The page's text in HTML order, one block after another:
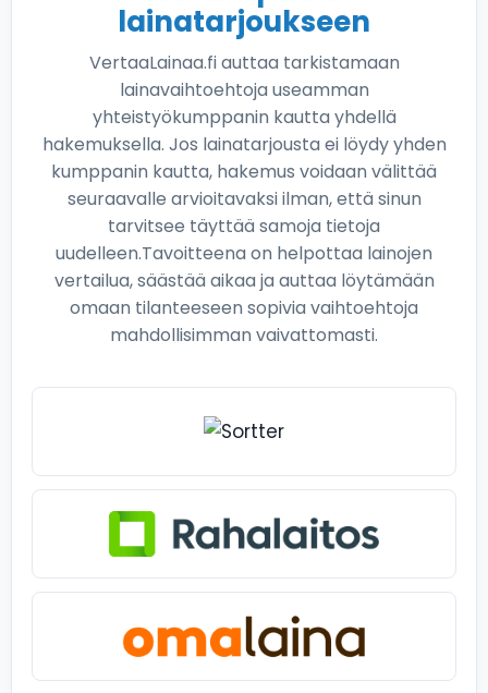
lainatarjoukseen
VertaaLainaa.fi auttaa tarkistamaan
lainavaihtoehtoja useamman
yhteistyökumppanin kautta yhdellä
hakemuksella. Jos lainatarjousta ei löydy yhden
kumppanin kautta, hakemus voidaan välittää
seuraavalle arvioitavaksi ilman, että sinun
tarvitsee täyttää samoja tietoja
uudelleen.Tavoitteena on helpottaa lainojen
vertailua, säästää aikaa ja auttaa löytämään
omaan tilanteeseen sopivia vaihtoehtoja
mahdollisimman vaivattomasti.